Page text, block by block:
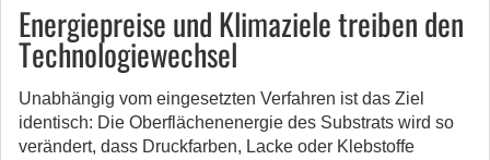
Energiepreise und Klimaziele treiben den
Technologiewechsel
Unabhängig vom eingesetzten Verfahren ist das Ziel
identisch: Die Oberflächenenergie des Substrats wird so
verändert, dass Druckfarben, Lacke oder Klebstoffe